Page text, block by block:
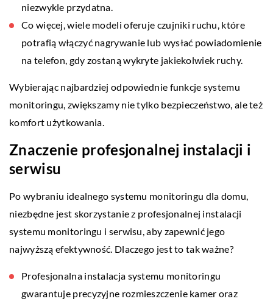
niezwykle przydatna.
Co więcej, wiele modeli oferuje czujniki ruchu, które
potrafią włączyć nagrywanie lub wysłać powiadomienie
na telefon, gdy zostaną wykryte jakiekolwiek ruchy.
Wybierając najbardziej odpowiednie funkcje systemu
monitoringu, zwiększamy nie tylko bezpieczeństwo, ale też
komfort użytkowania.
Znaczenie profesjonalnej instalacji i
serwisu
Po wybraniu idealnego systemu monitoringu dla domu,
niezbędne jest skorzystanie z profesjonalnej instalacji
systemu monitoringu i serwisu, aby zapewnić jego
najwyższą efektywność. Dlaczego jest to tak ważne?
Profesjonalna instalacja systemu monitoringu
gwarantuje precyzyjne rozmieszczenie kamer oraz